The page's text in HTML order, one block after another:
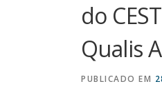
do
Qualis
PUBLICADO EM